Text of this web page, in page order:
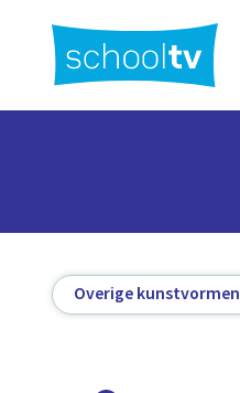
hoofdinhoud
Overige kunstvormen